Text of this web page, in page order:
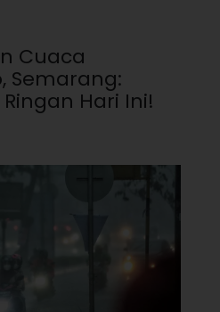
Cuaca
Semarang:
Hari Ini!